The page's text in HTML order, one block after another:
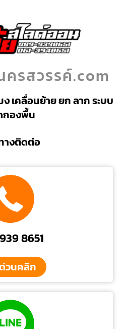
รสวรรค์.com
เคลื่อนย้าย ยก ลาก ระบบ
กองพื้น
างติดต่อ
8651
วนคลิก